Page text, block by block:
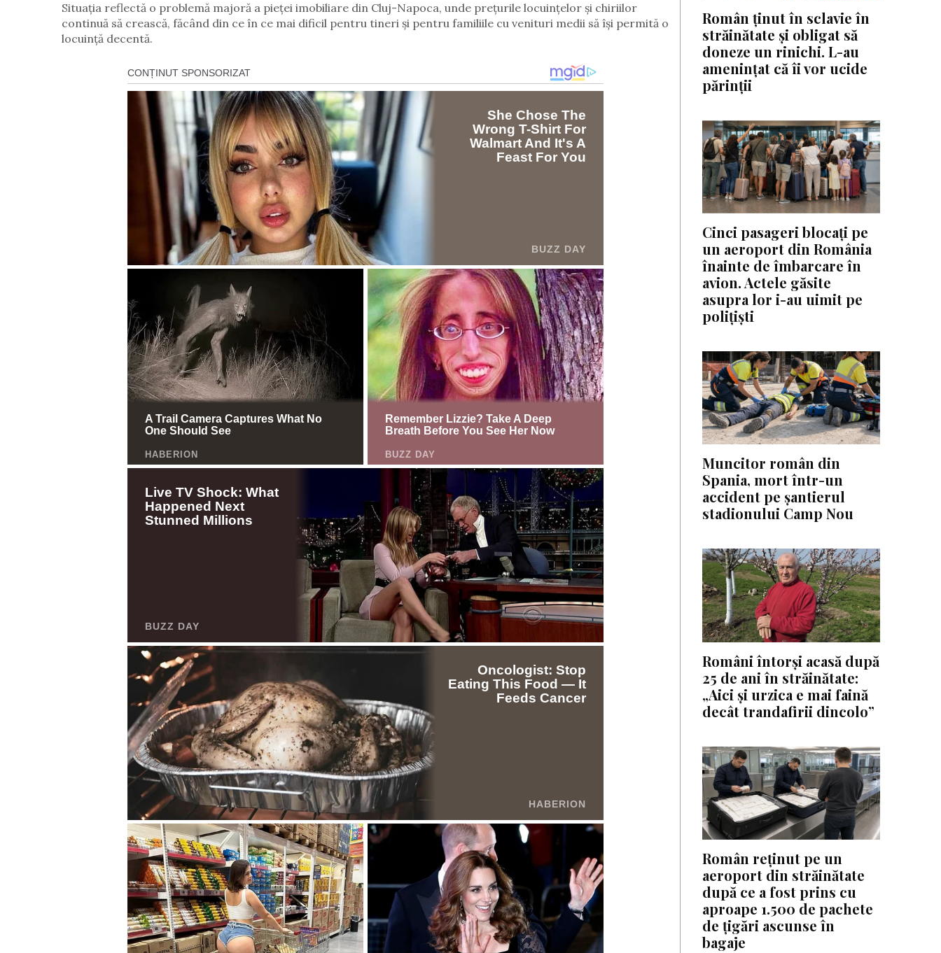
Situația reflectă o problemă majoră a pieței imobiliare din Cluj-Napoca, unde prețurile locuințelor și chiriilor
continuă să crească, făcând din ce în ce mai dificil pentru tineri și pentru familiile cu venituri medii să își permită o
locuință decentă.
Român ținut în sclavie în
străinătate și obligat să
doneze un rinichi. L-au
amenințat că îi vor ucide
părinții
Cinci pasageri blocați pe
un aeroport din România
înainte de îmbarcare în
avion. Actele găsite
asupra lor i-au uimit pe
polițiști
Muncitor român din
Spania, mort într-un
accident pe șantierul
stadionului Camp Nou
Români întorși acasă după
25 de ani în străinătate:
„Aici și urzica e mai faină
decât trandafirii dincolo”
Român reținut pe un
aeroport din străinătate
după ce a fost prins cu
aproape 1.500 de pachete
de țigări ascunse în
bagaje